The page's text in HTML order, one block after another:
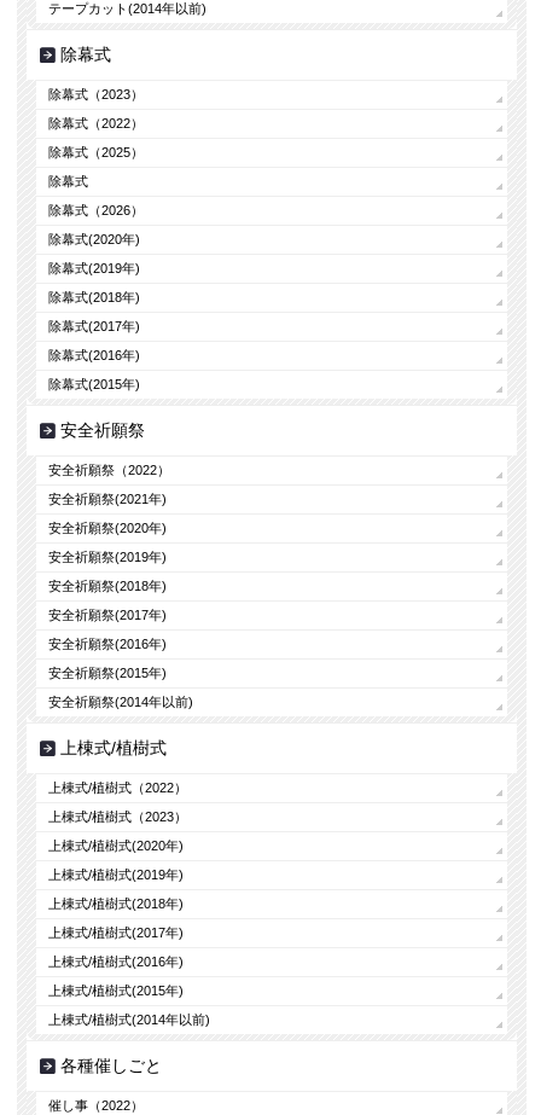
テープカット(2014年以前)
除幕式
除幕式（2023）
除幕式（2022）
除幕式（2025）
除幕式
除幕式（2026）
除幕式(2020年)
除幕式(2019年)
除幕式(2018年)
除幕式(2017年)
除幕式(2016年)
除幕式(2015年)
安全祈願祭
安全祈願祭（2022）
安全祈願祭(2021年)
安全祈願祭(2020年)
安全祈願祭(2019年)
安全祈願祭(2018年)
安全祈願祭(2017年)
安全祈願祭(2016年)
安全祈願祭(2015年)
安全祈願祭(2014年以前)
上棟式/植樹式
上棟式/植樹式（2022）
上棟式/植樹式（2023）
上棟式/植樹式(2020年)
上棟式/植樹式(2019年)
上棟式/植樹式(2018年)
上棟式/植樹式(2017年)
上棟式/植樹式(2016年)
上棟式/植樹式(2015年)
上棟式/植樹式(2014年以前)
各種催しごと
催し事（2022）